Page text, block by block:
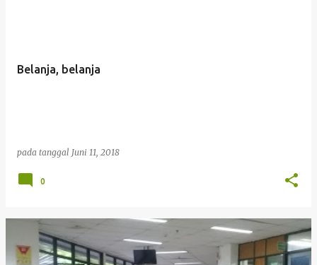
Belanja, belanja
pada tanggal Juni 11, 2018
0